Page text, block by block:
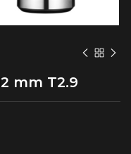
mm T2.9